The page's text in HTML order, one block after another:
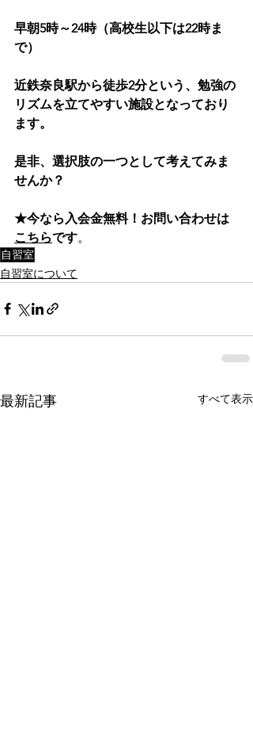
早朝5時～24時（高校生以下は22時ま
で）
近鉄奈良駅から徒歩2分という、勉強の
リズムを立てやすい施設となっており
ます。
是非、選択肢の一つとして考えてみま
せんか？
★今なら入会金無料！お問い合わせは
こちらです。
自習室
自習室について
最新記事 すべて表示